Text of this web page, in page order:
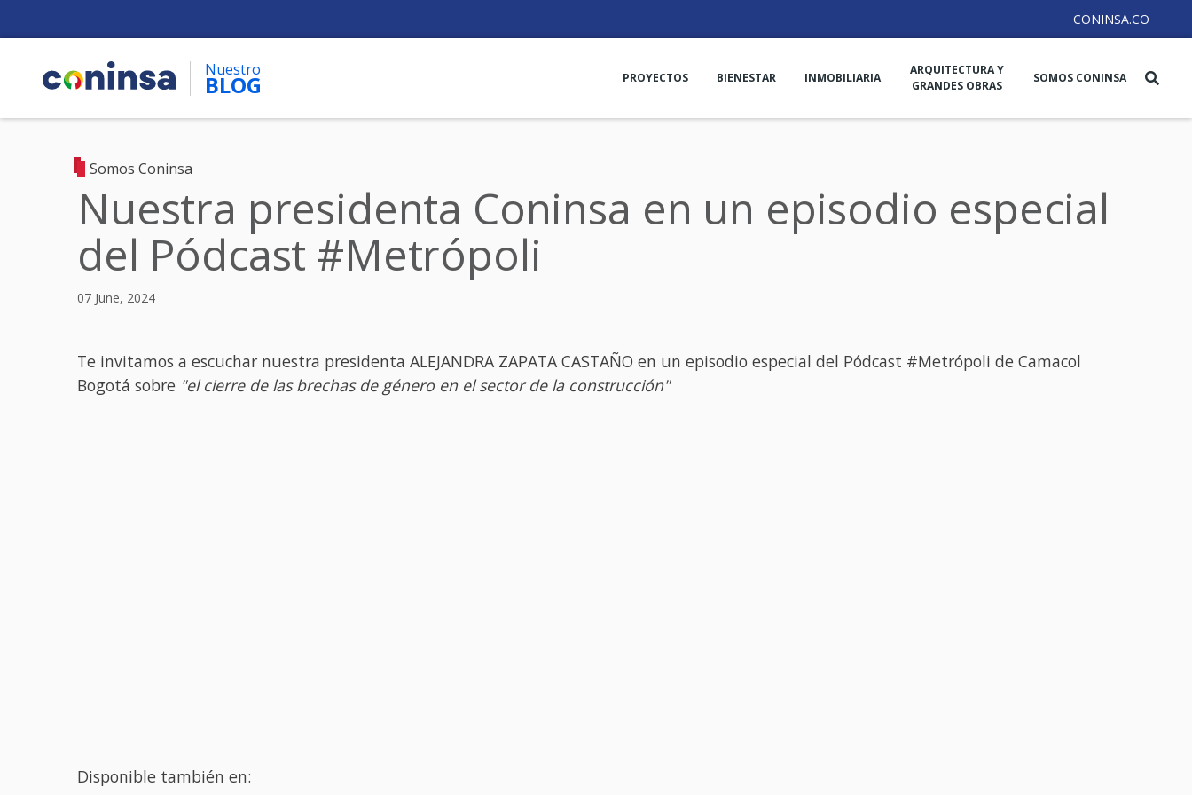
content
CONINSA.CO
Nuestro
BLOG PROYECTOS BIENESTAR INMOBILIARIA
ARQUITECTURA Y
GRANDES OBRAS
SOMOS CONINSA
Somos Coninsa
Nuestra presidenta Coninsa en un episodio especial
del Pódcast #Metrópoli
07 June, 2024
Te invitamos a escuchar nuestra presidenta ALEJANDRA ZAPATA CASTAÑO en un episodio especial del Pódcast #Metrópoli de Camacol
Bogotá sobre "el cierre de las brechas de género en el sector de la construcción"
Disponible también en: